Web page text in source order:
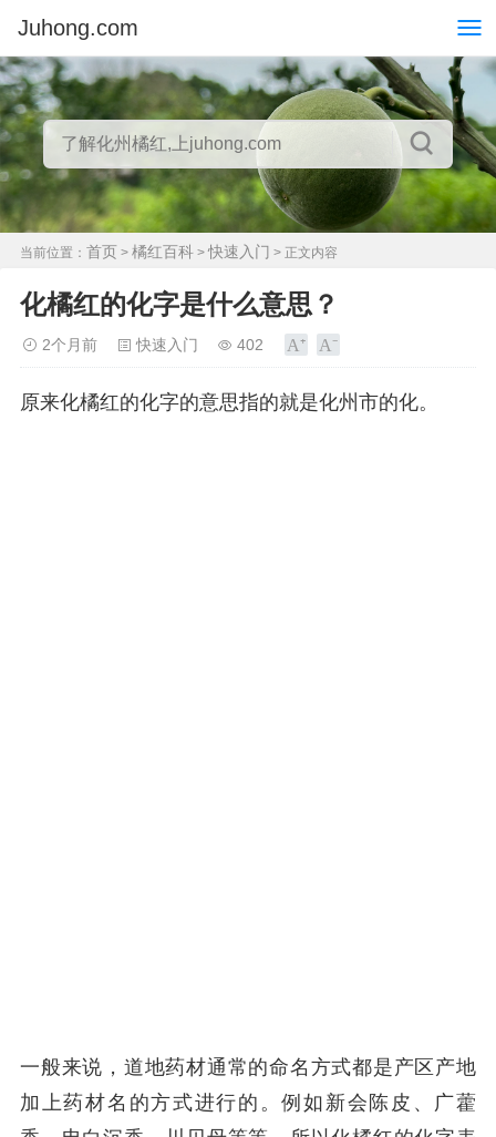
Juhong.com
当前位置： 首页 > 橘红百科 >快速入门 > 正文内容
化橘红的化字是什么意思？
2个月前 快速入门 402
原来化橘红的化字的意思指的就是化州市的化。
一般来说，道地药材通常的命名方式都是产区产地
加上药材名的方式进行的。例如新会陈皮、广藿